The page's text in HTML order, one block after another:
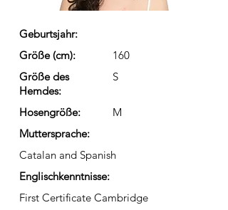
Geburtsjahr:
Größe (cm):
160
Größe des
Hemdes:
S
Hosengröße:
M
Muttersprache:
Catalan and Spanish
Englischkenntnisse:
First Certificate Cambridge